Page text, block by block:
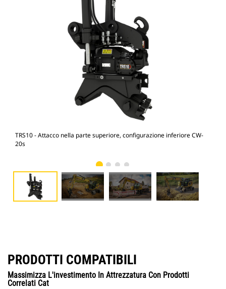
TRS10 - Attacco nella parte superiore, configurazione inferiore CW-
20s
PRODOTTI COMPATIBILI
Massimizza L'investimento In Attrezzatura Con Prodotti
Correlati Cat